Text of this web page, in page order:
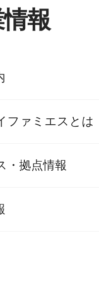
報
ファミエスとは
・拠点情報